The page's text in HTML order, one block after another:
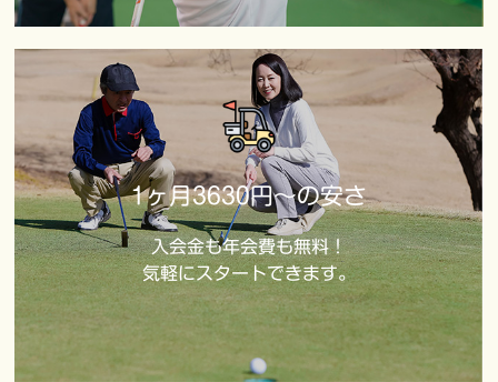
1ヶ月3630円～の安さ
入会金も年会費も無料！
気軽にスタートできます。